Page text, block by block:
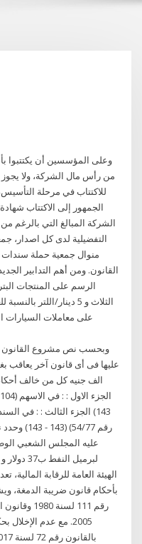
من رأس مال الشركة، ولا
للاكتتاب في مرحلة
الجمهور إلى الاكتتاب
الشركة المبالغ التي
التفضيلية لدى كل اصدار،
القانون. ومن أهم التدابير
الثلاث و 5 دينار/اللتر
على معاملات السيارات
وبحسب نص مشروع القانون
143) الجزء الثالث : : في
بأحكام قانون ضريبة الدمغة،